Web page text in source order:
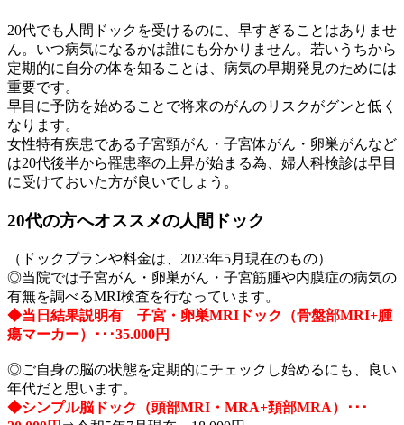
20代でも人間ドックを受けるのに、早すぎることはありませ
ん。いつ病気になるかは誰にも分かりません。若いうちから
定期的に自分の体を知ることは、病気の早期発見のためには
重要です。
早目に予防を始めることで将来のがんのリスクがグンと低く
なります。
女性特有疾患である子宮頸がん・子宮体がん・卵巣がんなど
は20代後半から罹患率の上昇が始まる為、婦人科検診は早目
に受けておいた方が良いでしょう。
20代の方へオススメの人間ドック
（ドックプランや料金は、2023年5月現在のもの）
◎当院では子宮がん・卵巣がん・子宮筋腫や内膜症の病気の
有無を調べるMRI検査を行なっています。
◆当日結果説明有 子宮・卵巣MRIドック（骨盤部MRI+腫
瘍マーカー）･･･35.000円
◎ご自身の脳の状態を定期的にチェックし始めるにも、良い
年代だと思います。
◆シンプル脳ドック（頭部MRI・MRA+頚部MRA）･･･